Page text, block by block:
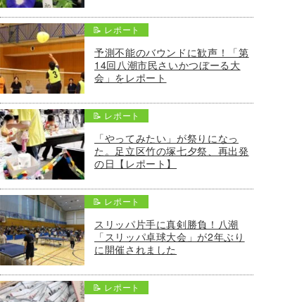
📝 レポート
予測不能のバウンドに歓声！「第
14回八潮市民さいかつぼーる大
会」をレポート
📝 レポート
「やってみたい」が祭りになっ
た。足立区竹の塚七夕祭、再出発
の日【レポート】
📝 レポート
スリッパ片手に真剣勝負！八潮
「スリッパ卓球大会」が2年ぶり
に開催されました
📝 レポート